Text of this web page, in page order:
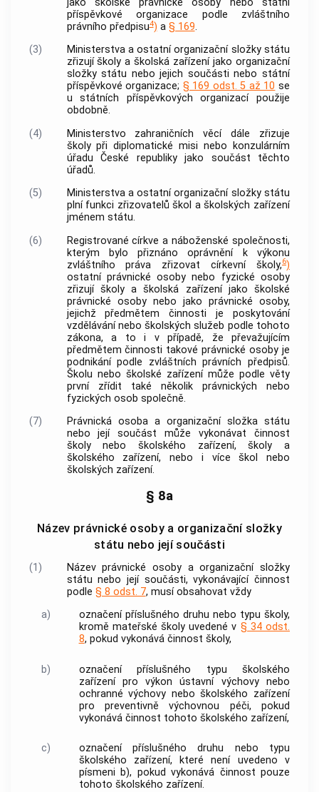
jako školské právnické osoby nebo státní
příspěvkové organizace podle zvláštního
právního předpisu4) a § 169.
(3)
Ministerstva a ostatní organizační složky státu
zřizují školy a školská zařízení jako organizační
složky státu nebo jejich součásti nebo státní
příspěvkové organizace; § 169 odst. 5 až 10 se
u státních příspěvkových organizací použije
obdobně.
(4)
Ministerstvo zahraničních věcí dále zřizuje
školy při diplomatické misi nebo konzulárním
úřadu České republiky jako součást těchto
úřadů.
(5)
Ministerstva a ostatní organizační složky státu
plní funkci zřizovatelů škol a školských zařízení
jménem státu.
(6)
Registrované církve a náboženské společnosti,
kterým bylo přiznáno oprávnění k výkonu
zvláštního práva zřizovat církevní školy,6)
ostatní právnické osoby nebo fyzické osoby
zřizují školy a školská zařízení jako školské
právnické osobynebo jako právnické osoby,
jejichž předmětem činnosti je poskytování
vzdělávání nebo školských služeb podle tohoto
zákona, a to i v případě, že převažujícím
předmětem činnosti takové právnické osoby je
podnikání podle zvláštních právních předpisů.
Školu nebo školské zařízení může podle věty
první zřídit také několik právnických nebo
fyzických osob společně.
(7)
Právnická osoba a organizační složka státu
nebo její součást může vykonávat činnost
školy nebo školského zařízení, školy a
školského zařízení, nebo i více škol nebo
školských zařízení.
§ 8a
Název právnické osoby a organizační složky
státu nebo její součásti
(1)
Název právnické osoby a organizační složky
státu nebo její součásti, vykonávající činnost
podle § 8 odst. 7, musí obsahovat vždy
a)
označení příslušného druhu nebo typu školy,
kromě mateřské školy uvedené v § 34 odst.
8, pokud vykonává činnost školy,
b)
označení příslušného typu školského
zařízení pro výkon ústavní výchovy nebo
ochranné výchovy nebo školského zařízení
pro preventivně výchovnou péči, pokud
vykonává činnost tohoto školského zařízení,
c)
označení příslušného druhu nebo typu
školského zařízení, které není uvedeno v
písmeni b), pokud vykonává činnost pouze
tohoto školského zařízení.